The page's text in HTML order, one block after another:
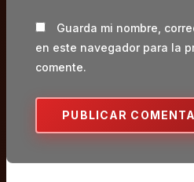
Guarda mi nombre,
en este navegador para la
comente.